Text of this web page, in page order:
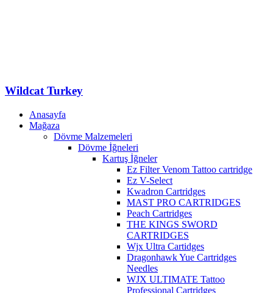
Wildcat Turkey
Anasayfa
Mağaza
Dövme Malzemeleri
Dövme İğneleri
Kartuş İğneler
Ez Filter Venom Tattoo cartridge
Ez V-Select
Kwadron Cartridges
MAST PRO CARTRIDGES
Peach Cartridges
THE KINGS SWORD
CARTRIDGES
Wjx Ultra Cartidges
Dragonhawk Yue Cartridges
Needles
WJX ULTIMATE Tattoo
Professional Cartridges